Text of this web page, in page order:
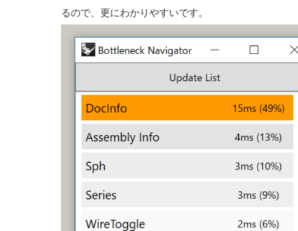
るので、更にわかりやすいです。